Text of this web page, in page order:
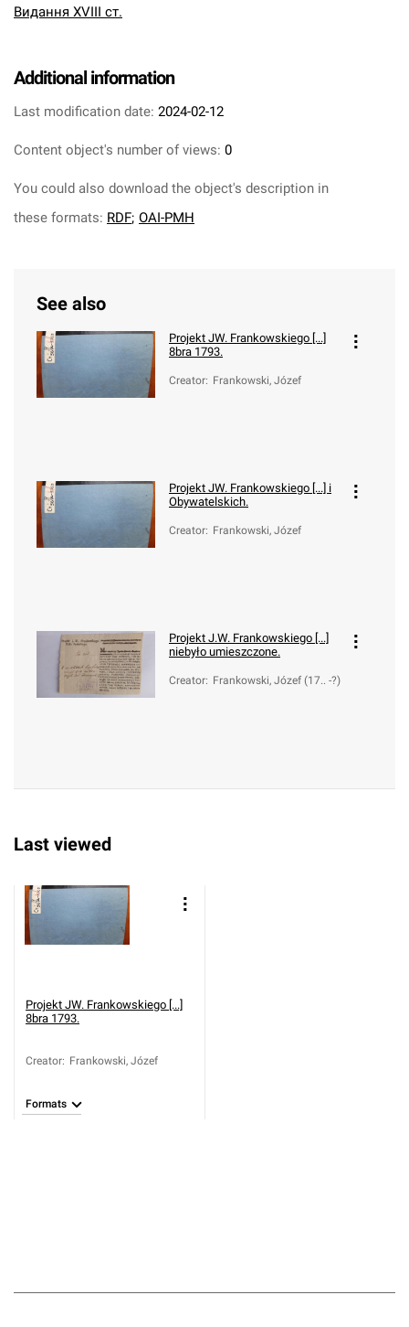
Видання XVIII ст.
Additional information
Last modification date: 2024-02-12
Content object's number of views: 0
You could also download the object's description in
these formats: RDF; OAI-PMH
See also
Projekt JW. Frankowskiego [...]
8bra 1793.
Creator: Frankowski, Józef
Projekt JW. Frankowskiego [...] i
Obywatelskich.
Creator: Frankowski, Józef
Projekt J.W. Frankowskiego [...]
niebyło umieszczone.
Creator: Frankowski, Józef (17.. -?)
Last viewed
Projekt JW. Frankowskiego [...]
8bra 1793.
Creator: Frankowski, Józef
Formats